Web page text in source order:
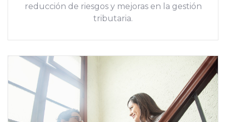
reducción de riesgos y mejoras en la gestión
tributaria.